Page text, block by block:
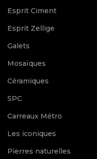
Esprit Ciment
Esprit Zellige
Galets
Mosaïques
Céramiques
SPC
Carreaux Métro
Les iconiques
Pierres naturelles